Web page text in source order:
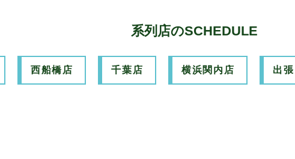
系列店のSCHEDULE
西船橋店 千葉店 横浜関内店 出張